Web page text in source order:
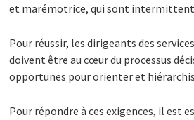
et marémotrice, qui sont
Pour réussir, les dirigeants des
doivent être au cœur du processus
opportunes pour orienter et
Pour répondre à ces exigences, il est